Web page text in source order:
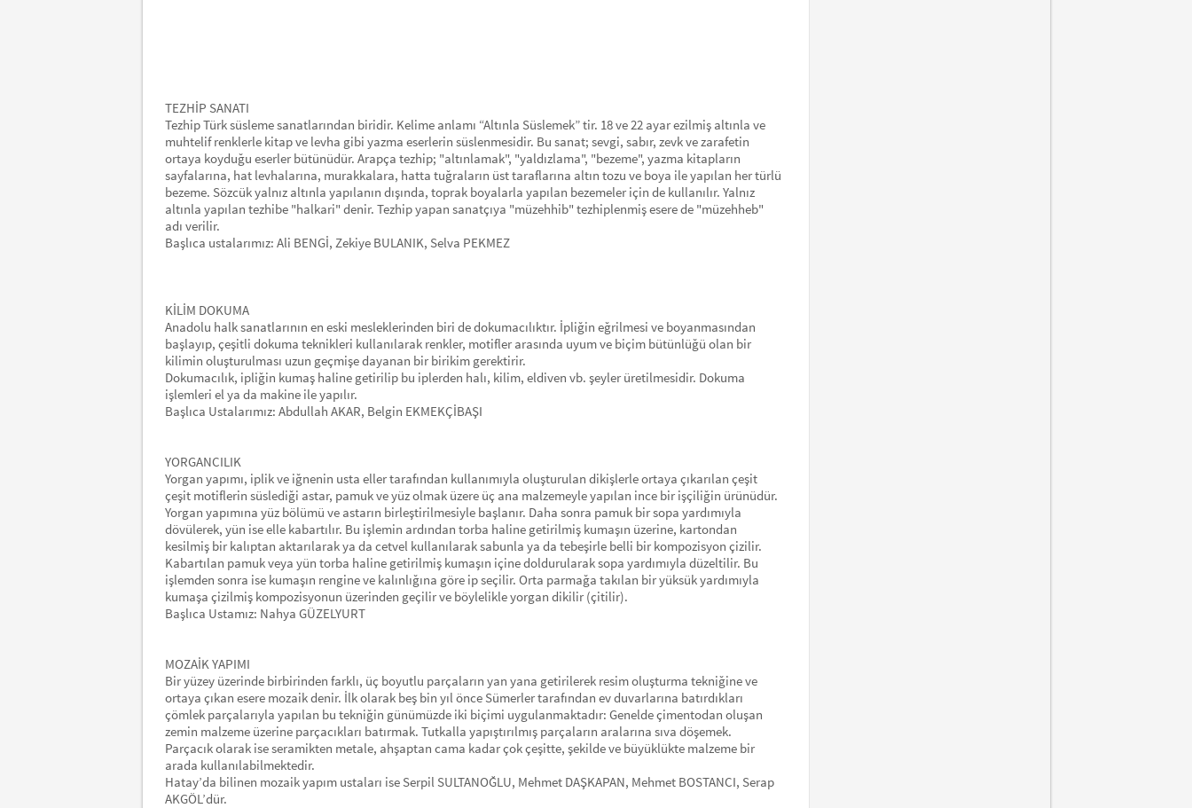
TEZHİP SANATI
Tezhip Türk süsleme sanatlarından biridir. Kelime anlamı “Altınla Süslemek” tir. 18 ve 22 ayar ezilmiş altınla ve
muhtelif renklerle kitap ve levha gibi yazma eserlerin süslenmesidir. Bu sanat; sevgi, sabır, zevk ve zarafetin
ortaya koyduğu eserler bütünüdür. Arapça tezhip; "altınlamak", "yaldızlama", "bezeme", yazma kitapların
sayfalarına, hat levhalarına, murakkalara, hatta tuğraların üst taraflarına altın tozu ve boya ile yapılan her türlü
bezeme. Sözcük yalnız altınla yapılanın dışında, toprak boyalarla yapılan bezemeler için de kullanılır. Yalnız
altınla yapılan tezhibe "halkari" denir. Tezhip yapan sanatçıya "müzehhib" tezhiplenmiş esere de "müzehheb"
adı verilir.
Başlıca ustalarımız: Ali BENGİ, Zekiye BULANIK, Selva PEKMEZ
KİLİM DOKUMA
Anadolu halk sanatlarının en eski mesleklerinden biri de dokumacılıktır. İpliğin eğrilmesi ve boyanmasından
başlayıp, çeşitli dokuma teknikleri kullanılarak renkler, motifler arasında uyum ve biçim bütünlüğü olan bir
kilimin oluşturulması uzun geçmişe dayanan bir birikim gerektirir.
Dokumacılık, ipliğin kumaş haline getirilip bu iplerden halı, kilim, eldiven vb. şeyler üretilmesidir. Dokuma
işlemleri el ya da makine ile yapılır.
Başlıca Ustalarımız: Abdullah AKAR, Belgin EKMEKÇİBAŞI
YORGANCILIK
Yorgan yapımı, iplik ve iğnenin usta eller tarafından kullanımıyla oluşturulan dikişlerle ortaya çıkarılan çeşit
çeşit motiflerin süslediği astar, pamuk ve yüz olmak üzere üç ana malzemeyle yapılan ince bir işçiliğin ürünüdür.
Yorgan yapımına yüz bölümü ve astarın birleştirilmesiyle başlanır. Daha sonra pamuk bir sopa yardımıyla
dövülerek, yün ise elle kabartılır. Bu işlemin ardından torba haline getirilmiş kumaşın üzerine, kartondan
kesilmiş bir kalıptan aktarılarak ya da cetvel kullanılarak sabunla ya da tebeşirle belli bir kompozisyon çizilir.
Kabartılan pamuk veya yün torba haline getirilmiş kumaşın içine doldurularak sopa yardımıyla düzeltilir. Bu
işlemden sonra ise kumaşın rengine ve kalınlığına göre ip seçilir. Orta parmağa takılan bir yüksük yardımıyla
kumaşa çizilmiş kompozisyonun üzerinden geçilir ve böylelikle yorgan dikilir (çitilir).
Başlıca Ustamız: Nahya GÜZELYURT
MOZAİK YAPIMI
Bir yüzey üzerinde birbirinden farklı, üç boyutlu parçaların yan yana getirilerek resim oluşturma tekniğine ve
ortaya çıkan esere mozaik denir. İlk olarak beş bin yıl önce Sümerler tarafından ev duvarlarına batırdıkları
çömlek parçalarıyla yapılan bu tekniğin günümüzde iki biçimi uygulanmaktadır: Genelde çimentodan oluşan
zemin malzeme üzerine parçacıkları batırmak. Tutkalla yapıştırılmış parçaların aralarına sıva döşemek.
Parçacık olarak ise seramikten metale, ahşaptan cama kadar çok çeşitte, şekilde ve büyüklükte malzeme bir
arada kullanılabilmektedir.
Hatay’da bilinen mozaik yapım ustaları ise Serpil SULTANOĞLU, Mehmet DAŞKAPAN, Mehmet BOSTANCI, Serap
AKGÖL’dür.